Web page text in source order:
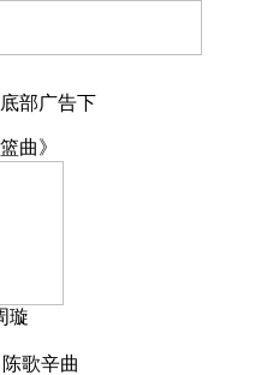
部广告下
曲》
璇
歌辛曲